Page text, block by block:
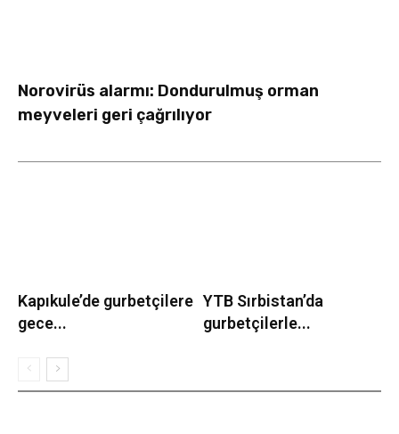
Norovirüs alarmı: Dondurulmuş orman
meyveleri geri çağrılıyor
Kapıkule’de gurbetçilere
gece...
YTB Sırbistan’da
gurbetçilerle...